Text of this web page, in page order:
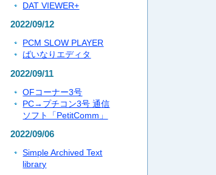
DAT VIEWER+
2022/09/12
PCM SLOW PLAYER
ばいなりエディタ
2022/09/11
OFコーナー3号
PC→プチコン3号 通信
ソフト「PetitComm」
2022/09/06
Simple Archived Text
library